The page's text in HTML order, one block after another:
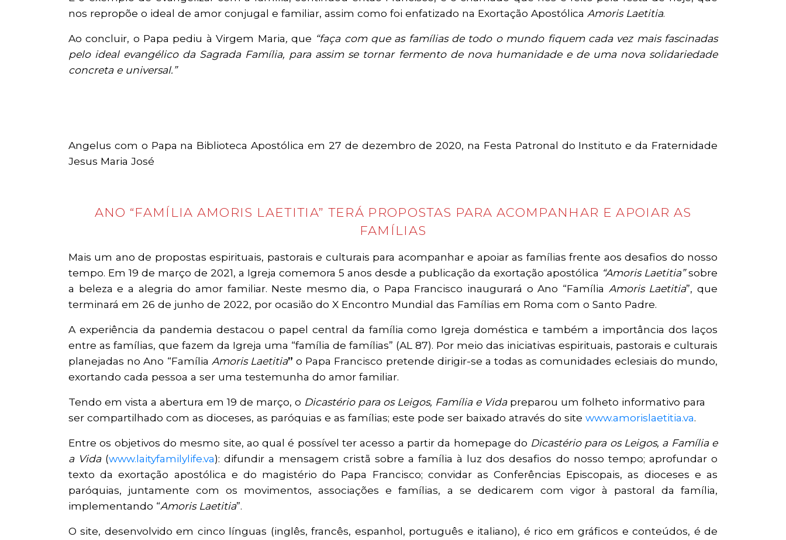
nos repropõe o ideal de amor conjugal e familiar, assim como foi enfatizado na Exortação Apostólica Amoris Laetitia.
Ao concluir, o Papa pediu à Virgem Maria, que “faça com que as famílias de todo o mundo fiquem cada vez mais fascinadas
pelo ideal evangélico da Sagrada Família, para assim se tornar fermento de nova humanidade e de uma nova solidariedade
concreta e universal.”
Angelus com o Papa na Biblioteca Apostólica em 27 de dezembro de 2020, na Festa Patronal do Instituto e da Fraternidade
Jesus Maria José
ANO “FAMÍLIA AMORIS LAETITIA” TERÁ PROPOSTAS PARA ACOMPANHAR E APOIAR AS
FAMÍLIAS
Mais um ano de propostas espirituais, pastorais e culturais para acompanhar e apoiar as famílias frente aos desafios do nosso
tempo. Em 19 de março de 2021, a Igreja comemora 5 anos desde a publicação da exortação apostólica “Amoris Laetitia”sobre
a beleza e a alegria do amor familiar. Neste mesmo dia, o Papa Francisco inaugurará o Ano “Família Amoris Laetitia”, que
terminará em 26 de junho de 2022, por ocasião do X Encontro Mundial das Famílias em Roma com o Santo Padre.
A experiência da pandemia destacou o papel central da família como Igreja doméstica e também a importância dos laços
entre as famílias, que fazem da Igreja uma “família de famílias” (AL 87). Por meio das iniciativas espirituais, pastorais e culturais
planejadas no Ano “Família Amoris Laetitia” o Papa Francisco pretende dirigir-se a todas as comunidades eclesiais do mundo,
exortando cada pessoa a ser uma testemunha do amor familiar.
Tendo em vista a abertura em 19 de março, o Dicastério para os Leigos, Família e Vidapreparou um folheto informativo para
ser compartilhado com as dioceses, as paróquias e as famílias; este pode ser baixado através do site www.amorislaetitia.va.
Entre os objetivos do mesmo site, ao qual é possível ter acesso a partir da homepage do Dicastério para os Leigos, a Família e
a Vida(www.laityfamilylife.va): difundir a mensagem cristã sobre a família à luz dos desafios do nosso tempo; aprofundar o
texto da exortação apostólica e do magistério do Papa Francisco; convidar as Conferências Episcopais, as dioceses e as
paróquias, juntamente com os movimentos, associações e famílias, a se dedicarem com vigor à pastoral da família,
implementando “Amoris Laetitia”.
O site, desenvolvido em cinco línguas (inglês, francês, espanhol, português e italiano), é rico em gráficos e conteúdos, é de